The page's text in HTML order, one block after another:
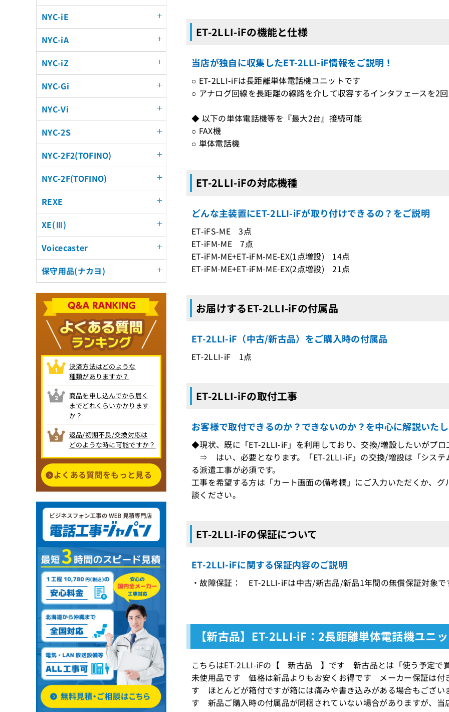
ET-2LLI-iFの機能と仕様
当店が独自に収集したET-2LLI-iF情報をご説明！
○ ET-2LLI-iFは長距離単体電話機ユニットです
○ アナログ回線を長距離の線路を介して収容するインタフェースを2
◆ 以下の単体電話機等を『最大2台』接続可能
○ FAX機
○ 単体電話機
ET-2LLI-iFの対応機種
どんな主装置にET-2LLI-iFが取り付けできるの？をご説明
ET-iFS-ME 3点
ET-iFM-ME 7点
ET-iFM-ME+ET-iFM-ME-EX(1点増設) 14点
ET-iFM-ME+ET-iFM-ME-EX(2点増設) 21点
お届けするET-2LLI-iFの付属品
ET-2LLI-iF（中古/新古品）をご購入時の付属品
ET-2LLI-iF 1点
ET-2LLI-iFの取付工事
お客様で取付できるのか？できないのか？を中心に解説いた
◆現状、既に「ET-2LLI-iF」を利用しており、交換/増設したいがプ
⇒ はい、必要となります。「ET-2LLI-iF」の交換/増設は「システ
る派遣工事が必須です。
工事を希望する方は「カート画面の備考欄」にご入力いただくか、グ
談ください。
ET-2LLI-iFの保証について
ET-2LLI-iFに関する保証内容のご説明
・故障保証： ET-2LLI-iFは中古/新古品/新品1年間の無償保証対象で
【新古品】ET-2LLI-iF：2長距離単体電話機ユニ
こちらはET-2LLI-iFの【 新古品 】です 新古品とは「使う予定で
未使用品です 価格は新品よりもお安くお得です メーカー保証は付
す ほとんどが箱付ですが箱には痛みや書き込みがある場合もござ
す 新品ご購入時の付属品が同梱されていない場合がありますが、
NYC-iE
NYC-iA
NYC-iZ
NYC-Gi
NYC-Vi
NYC-2S
NYC-2F2(TOFINO)
NYC-2F(TOFINO)
REXE
XE(Ⅲ)
Voicecaster
保守用品(ナカヨ)
決済方法はどのような
種類がありますか？
商品を申し込んでから届く
までどれくらいかかります
か？
返品/初期不良/交換対応は
どのような時に可能ですか？
よくある質問をもっと見る